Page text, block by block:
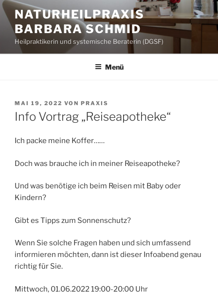
Zum
Inhalt
springen
NATURHEILPRAXIS
BARBARA SCHMID
Heilpraktikerin und systemische Beraterin (DGSF)
Menü
VERÖFFENTLICHT
AM
MAI 19, 2022 VON PRAXIS
Info Vortrag „Reiseapotheke“
Ich packe meine Koffer……
Doch was brauche ich in meiner Reiseapotheke?
Und was benötige ich beim Reisen mit Baby oder
Kindern?
Gibt es Tipps zum Sonnenschutz?
Wenn Sie solche Fragen haben und sich umfassend
informieren möchten, dann ist dieser Infoabend genau
richtig für Sie.
Mittwoch, 01.06.2022 19:00-20:00 Uhr